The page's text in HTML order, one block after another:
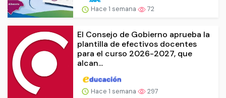
Hace 1 semana 72
El Consejo de Gobierno aprueba la
plantilla de efectivos docentes
para el curso 2026-2027, que
alcan...
Hace 1 semana 297